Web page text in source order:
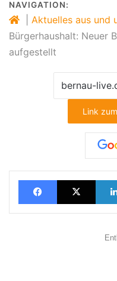
NAVIGATION:
Aktuelles aus und
Bürgerhaushalt: Neuer
aufgestellt
Link
FacebookX